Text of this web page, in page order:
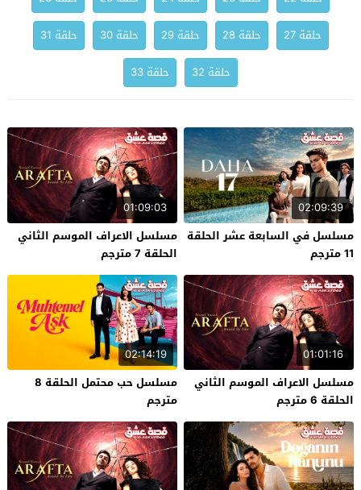
حلقة 27
حلقة 28 حلقة 29 حلقة 30
حلقة 31
حلقة 32
حلقة 33
02:09:39
مسلسل في السابعة عشر الحلقة
11 مترجم
01:09:03
مسلسل الاعراف الموسم الثاني
الحلقة 7 مترجم
01:01:16
مسلسل الاعراف الموسم الثاني
الحلقة 6 مترجم
02:14:19
مسلسل حب محتمل الحلقة 8
مترجم